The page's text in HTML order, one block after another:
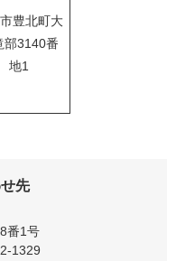
豊北町大
部3140番
地1
先
番1号
1329